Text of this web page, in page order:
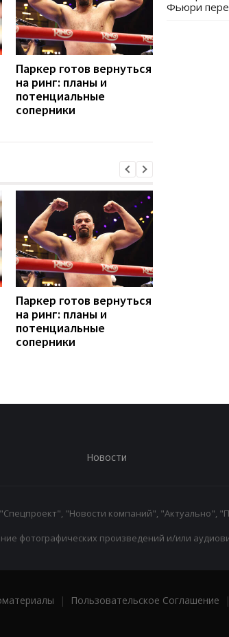
Паркер готов вернуться
на ринг: планы и
потенциальные
соперники
Паркер готов вернуться
на ринг: планы и
потенциальные
соперники
Фьюри
Новости
"Новости компаний", "Актуально",
фотографических произведений и/или
| Пользовательское Соглашение |